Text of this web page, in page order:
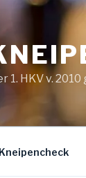
1. HKV v.
Kneipencheck